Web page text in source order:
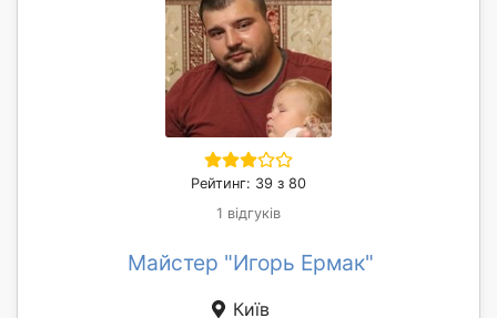
Рейтинг: 39 з 80
1 відгуків
Майстер "Игорь Ермак"
Київ